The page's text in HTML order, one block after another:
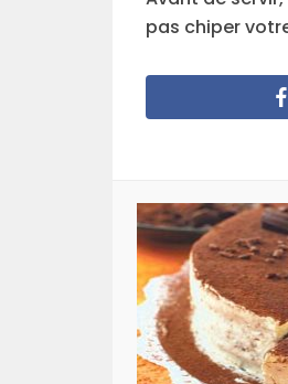
pas chiper